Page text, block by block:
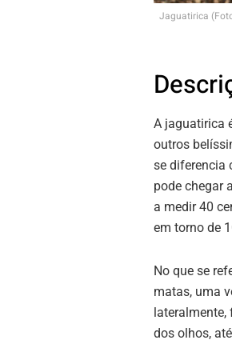
Jaguatirica
A jaguatirica
outros
se diferencia
pode chegar
a medir 40
em torno de
No que se
matas, uma
dos olhos,